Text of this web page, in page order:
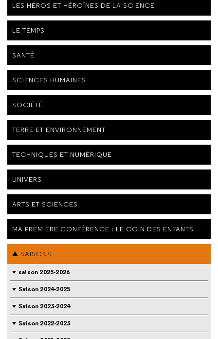
LES HÉROS ET HÉROÏNES DE LA SCIENCE
LE TEMPS
SANTÉ
SCIENCES HUMAINES
SOCIÉTÉ
TERRE ET ENVIRONNEMENT
TECHNIQUES ET NUMÉRIQUE
UNIVERS
ARTS ET SCIENCES
MA PREMIÈRE CONFÉRENCE : LE COIN DES ENFANTS
SAISONS
saison 2025-2026
Saison 2024-2025
Saison 2023-2024
Saison 2022-2023